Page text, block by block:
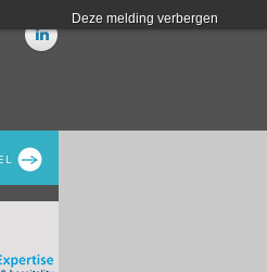
Deze melding verbergen